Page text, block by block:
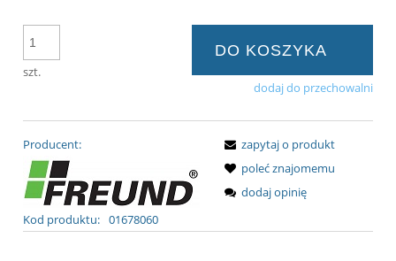
szt.
DO KOSZYKA
dodaj do przechowalni
Producent:
Kod produktu: 01678060
zapytaj o produkt
poleć znajomemu
dodaj opinię